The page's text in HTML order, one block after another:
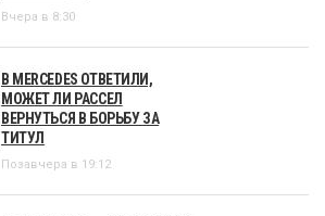
Вчера в 8:30
В MERCEDES ОТВЕТИЛИ,
МОЖЕТ ЛИ РАССЕЛ
ВЕРНУТЬСЯ В БОРЬБУ ЗА
ТИТУЛ
Позавчера в 19:12